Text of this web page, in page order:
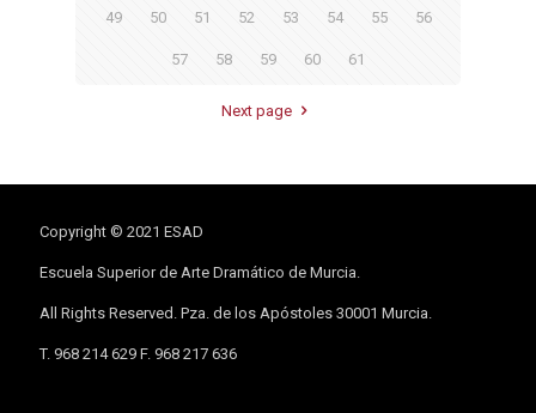
49 50 51 52 53 54 55 56
57 58 59 60 61
Next page
Copyright © 2021 ESAD
Escuela Superior de Arte Dramático de Murcia.
All Rights Reserved. Pza. de los Apóstoles 30001 Murcia.
T. 968 214 629 F. 968 217 636